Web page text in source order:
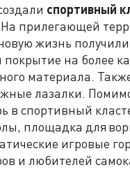
спортивный
На прилегающей
жизнь
на более
материала.
лазалки.
в спортивный
площадка для
игровые
и любителей